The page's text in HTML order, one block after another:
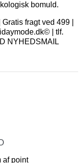
bomuld.
fragt ved 499 |
| tlf.
NYHEDSMAIL
af point